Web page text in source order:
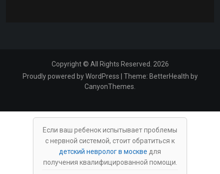
Copyright © All Rights Reserved. 2026
Proudly powered by WordPress
Theme: BetterHealth by
CanyonThemes
Если ваш ребенок испытывает проблемы
с нервной системой, стоит обратиться к
детский невролог в москве для
получения квалифицированной помощи.